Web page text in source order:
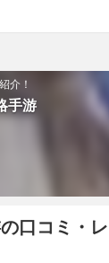
介！
手游
口コミ・